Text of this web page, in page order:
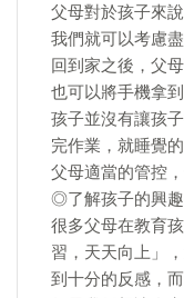
父母對於孩子來
我們就可以考慮
回到家之後，父
也可以將手機拿到
孩子並沒有讓孩
完作業，就睡覺
父母適當的管控
◎了解孩子的興
很多父母在教育
習，天天向上」
到十分的反感，